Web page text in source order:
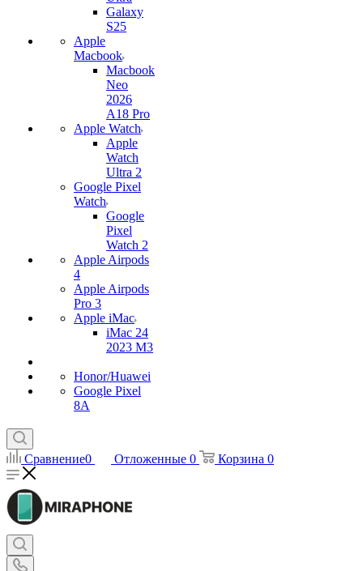
Galaxy
S25
Apple
Macbook
Macbook
Neo
2026
A18 Pro
Apple Watch
Apple
Watch
Ultra 2
Google Pixel
Watch
Google
Pixel
Watch 2
Apple Airpods
4
Apple Airpods
Pro 3
Apple iMac
iMac 24
2023 M3
Honor/Huawei
Google Pixel
8A
Сравнение0 Отложенные 0 Корзина 0